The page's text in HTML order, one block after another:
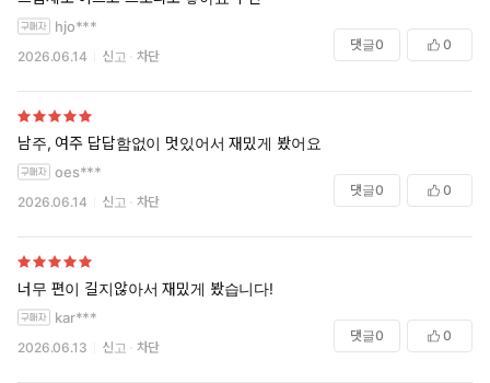
hjo***
2026.06.14 신고 차단
댓글0 0
남주, 여주 답답함없이 멋있어서 재밌게 봤어요
oes***
2026.06.14 신고 차단
댓글0 0
너무 편이 길지않아서 재밌게 봤습니다!
kar***
2026.06.13 신고 차단
댓글0 0